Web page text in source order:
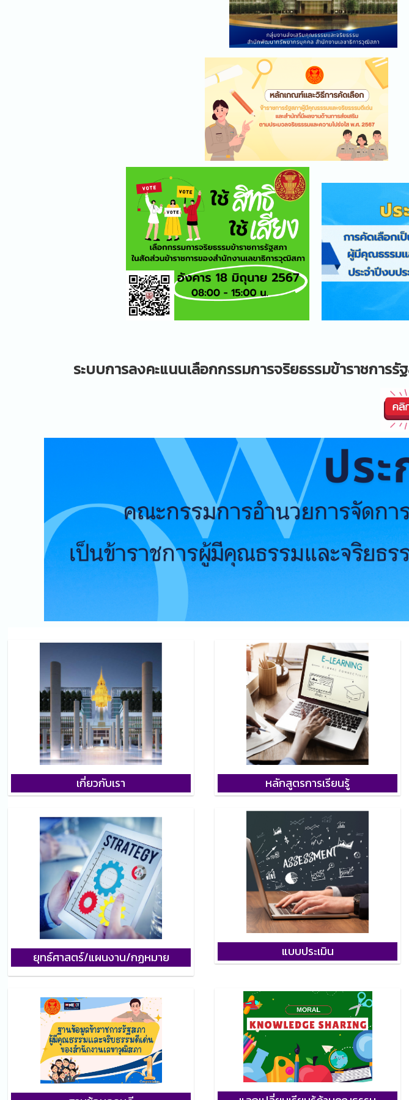
ระบบการลงคะแนนเลือกกรรมการจริยธรรมข้าราชการ
เกี่ยวกับเรา หลักสูตรการเรียนรู้
ยุทธ์ศาสตร์/แผนงาน/กฏหมาย แบบประเมิน